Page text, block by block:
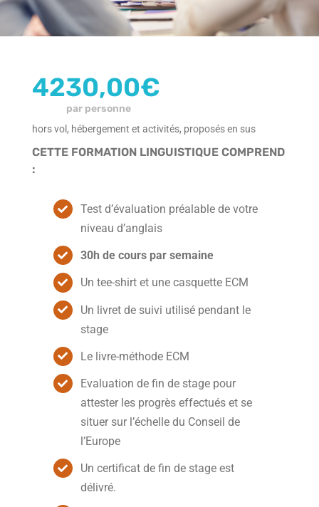
4230,00€
par personne
hors vol, hébergement et activités, proposés en sus
CETTE FORMATION LINGUISTIQUE COMPREND
:
Test d’évaluation préalable de votre
niveau d’anglais
30h de cours par semaine
Un tee-shirt et une casquette ECM
Un livret de suivi utilisé pendant le
stage
Le livre-méthode ECM
Evaluation de fin de stage pour
attester les progrès effectués et se
situer sur l’échelle du Conseil de
l’Europe
Un certificat de fin de stage est
délivré.